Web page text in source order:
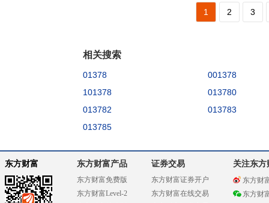
1 2 3
相关搜索
01378
001378
101378
013780
013782
013783
013785
东方财富 东方财富产品
东方财富免费版
东方财富Level-2
证券交易
东方财富证券开户
东方财富在线交易
关注东方
东方财
东方财